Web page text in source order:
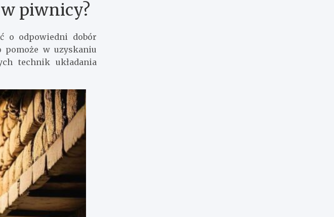
piwnicy?
o odpowiedni dobór
pomoże w uzyskaniu
technik układania